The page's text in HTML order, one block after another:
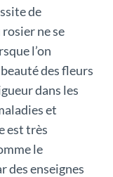
de
ne se
l’on
des fleurs
dans les
et
est très
le
des enseignes